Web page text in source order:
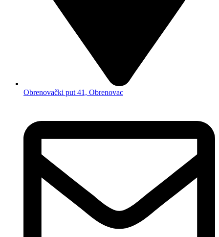
Obrenovački put 41, Obrenovac